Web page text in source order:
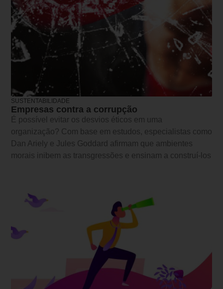
SUSTENTABILIDADE
Empresas contra a corrupção
É possível evitar os desvios éticos em uma
organização? Com base em estudos, especialistas como
Dan Ariely e Jules Goddard afirmam que ambientes
morais inibem as transgressões e ensinam a construí-los